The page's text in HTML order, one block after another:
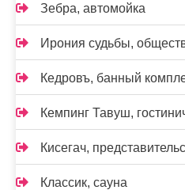
Зебра, автомойка
Ирония судьбы,
Кедровъ, банный
Кемпинг Тавуш,
Кисегач,
Классик, сауна